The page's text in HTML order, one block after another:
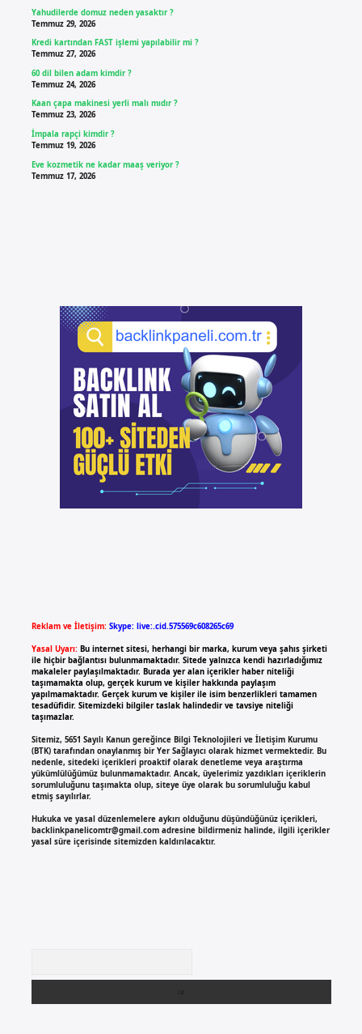
Yahudilerde domuz neden yasaktır ?
Temmuz 29, 2026
Kredi kartından FAST işlemi yapılabilir mi ?
Temmuz 27, 2026
60 dil bilen adam kimdir ?
Temmuz 24, 2026
Kaan çapa makinesi yerli malı mıdır ?
Temmuz 23, 2026
İmpala rapçi kimdir ?
Temmuz 19, 2026
Eve kozmetik ne kadar maaş veriyor ?
Temmuz 17, 2026
Reklam ve İletişim: Skype: live:.cid.575569c608265c69
Yasal Uyarı: Bu internet sitesi, herhangi bir marka, kurum veya şahıs şirketi
ile hiçbir bağlantısı bulunmamaktadır. Sitede yalnızca kendi hazırladığımız
makaleler paylaşılmaktadır. Burada yer alan içerikler haber niteliği
taşımamakta olup, gerçek kurum ve kişiler hakkında paylaşım
yapılmamaktadır. Gerçek kurum ve kişiler ile isim benzerlikleri tamamen
tesadüfidir. Sitemizdeki bilgiler taslak halindedir ve tavsiye niteliği
taşımazlar.
Sitemiz, 5651 Sayılı Kanun gereğince Bilgi Teknolojileri ve İletişim Kurumu
(BTK) tarafından onaylanmış bir Yer Sağlayıcı olarak hizmet vermektedir. Bu
nedenle, sitedeki içerikleri proaktif olarak denetleme veya araştırma
yükümlülüğümüz bulunmamaktadır. Ancak, üyelerimiz yazdıkları içeriklerin
sorumluluğunu taşımakta olup, siteye üye olarak bu sorumluluğu kabul
etmiş sayılırlar.
Hukuka ve yasal düzenlemelere aykırı olduğunu düşündüğünüz içerikleri,
backlinkpanelicomtr@gmail.comadresine bildirmeniz halinde, ilgili içerikler
yasal süre içerisinde sitemizden kaldırılacaktır.